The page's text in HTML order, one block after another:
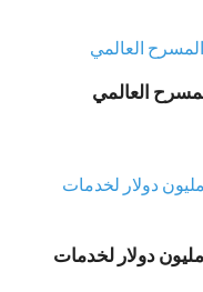
العالمي
UN ‘تحتاج بشكل عاجل’ إلى 50-80 مليون دولار لخدمات